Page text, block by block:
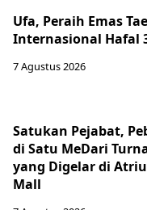
Ufa, Peraih Emas
Internasional Hafal
7 Agustus 2026
Satukan Pejabat,
di Satu MeDari
yang Digelar di
Mall